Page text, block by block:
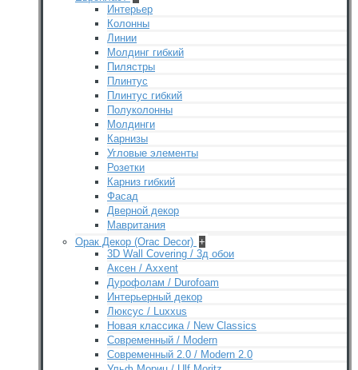
Интерьер
Колонны
Линии
Молдинг гибкий
Пилястры
Плинтус
Плинтус гибкий
Полуколонны
Молдинги
Карнизы
Угловые элементы
Розетки
Карниз гибкий
Фасад
Дверной декор
Мавритания
Орак Декор (Orac Decor) +
3D Wall Covering / 3д обои
Аксен / Axxent
Дурофолам / Durofoam
Интерьерный декор
Люксус / Luxxus
Новая классика / New Classics
Современный / Modern
Современный 2.0 / Modern 2.0